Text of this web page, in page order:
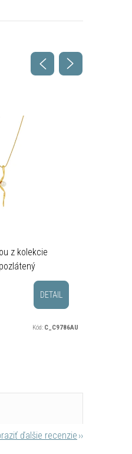
z kolekcie
DETAIL
Kód: C_C9786AU
ďalšie recenzie